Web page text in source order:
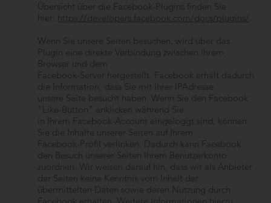
Übersicht über die Facebook-Plugins finden Sie
hier:
https://developers.facebook.com/docs/plugins/
Wenn Sie unsere Seiten besuchen, wird über das
Plugin eine direkte Verbindung zwischen Ihrem
Browser und dem
Facebook-Server hergestellt. Facebook erhält dadurch
die Information, dass Sie mit Ihrer IPAdresse
unsere Seite besucht haben. Wenn Sie den Facebook
“Like-Button” anklicken während Sie
in Ihrem Facebook-Account eingeloggt sind, können
Sie die Inhalte unserer Seiten auf Ihrem
Facebook-Profil verlinken. Dadurch kann Facebook
den Besuch unserer Seiten Ihrem Benutzerkonto
zuordnen. Wir weisen darauf hin, dass wir als Anbieter
der Seiten keine Kenntnis vom Inhalt der
übermittelten Daten sowie deren Nutzung durch